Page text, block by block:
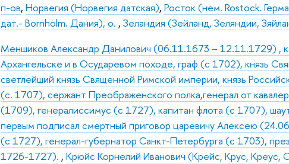
п-ов,Норвегия (Норвегия датская),Росток (нем. Rostock.
дат.- Bornholm. Дания), о. ,Зеландия (Зейланд, Зеляндии,
Меншиков Александр Данилович (06.11.1673 – 12.11.1729) ,
Архангельске и в Осударевом походе, граф (с 1702), князь
светлейший князь Священной Римской империи, князь
(с. 1707), сержант Преображенского полка,генерал от
(1709), генералиссимус (с 1727), капитан флота (с 1707),
первым подписал смертный приговор царевичу Алексею
(с 1727), генерал-губернатор Санкт-Петербурга (с 1703),
1726-1727). ,Крюйс Корнелий Иванович (Крейс, Крус, Креус,